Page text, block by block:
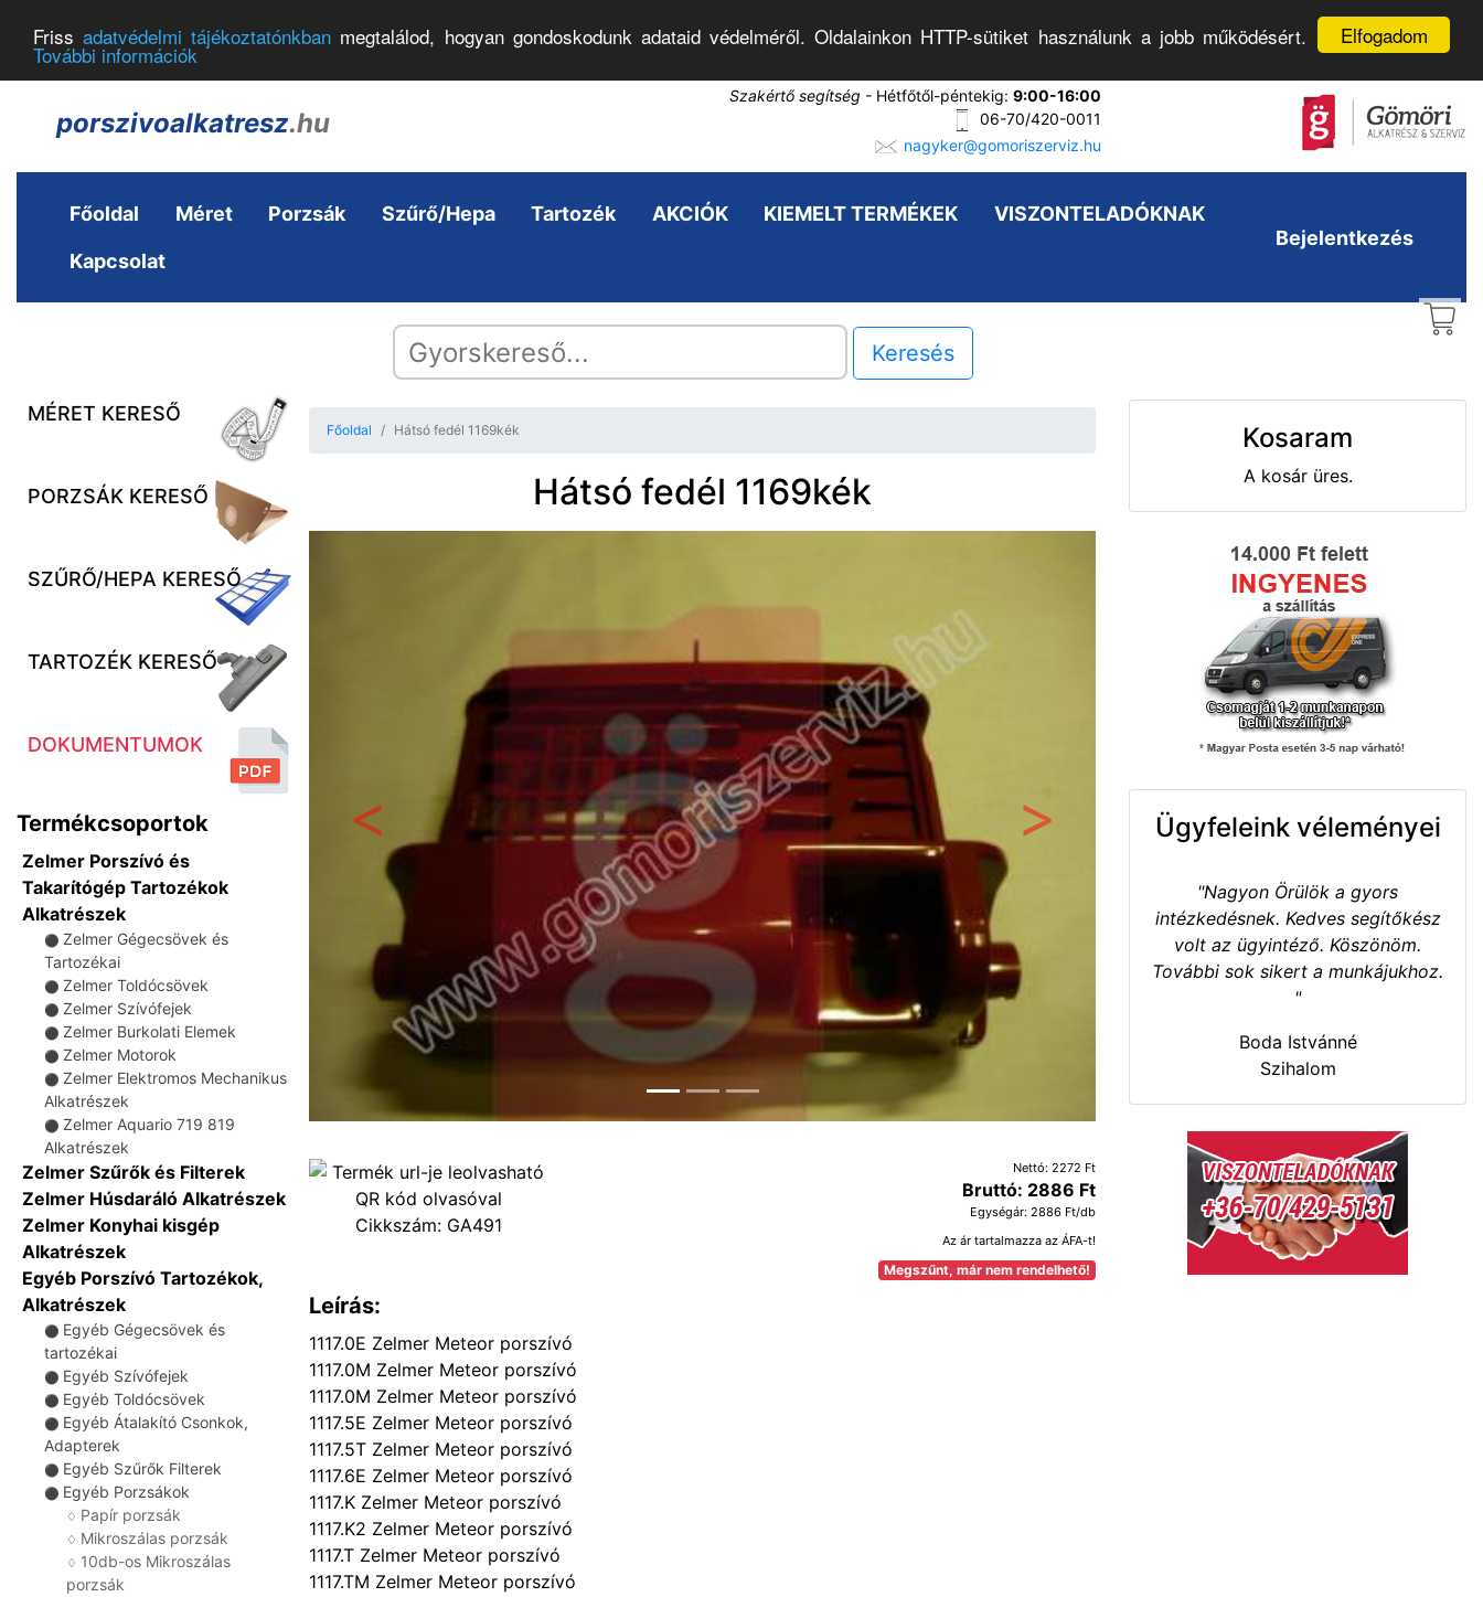
Elfogadom
Frissadatvédelmi tájékoztatónkban megtalálod, hogyan gondoskodunk adataid védelméről. Oldalainkon HTTP-sütiket használunk a jobb működésért.
További információk
porszivoalkatresz.hu
Szakértő segítség - Hétfőtől-péntekig: 9:00-16:00
06-70/420-0011
nagyker@gomoriszerviz.hu
Főoldal Méret Porzsák Szűrő/Hepa Tartozék AKCIÓK KIEMELT TERMÉKEK VISZONTELADÓKNAK
Kapcsolat
Bejelentkezés
Keresés
MÉRET KERESŐ
PORZSÁK KERESŐ
SZŰRŐ/HEPA KERESŐ
TARTOZÉK KERESŐ
DOKUMENTUMOK
Termékcsoportok
Zelmer Porszívó és
Takarítógép Tartozékok
Alkatrészek
⚫ Zelmer Gégecsövek és
Tartozékai
⚫ Zelmer Toldócsövek
⚫ Zelmer Szívófejek
⚫ Zelmer Burkolati Elemek
⚫ Zelmer Motorok
⚫ Zelmer Elektromos Mechanikus
Alkatrészek
⚫ Zelmer Aquario 719 819
Alkatrészek
Zelmer Szűrők és Filterek
Zelmer Húsdaráló Alkatrészek
Zelmer Konyhai kisgép
Alkatrészek
Egyéb Porszívó Tartozékok,
Alkatrészek
⚫ Egyéb Gégecsövek és
tartozékai
⚫ Egyéb Szívófejek
⚫ Egyéb Toldócsövek
⚫ Egyéb Átalakító Csonkok,
Adapterek
⚫ Egyéb Szűrők Filterek
⚫ Egyéb Porzsákok
♢ Papír porzsák
♢ Mikroszálas porzsák
♢ 10db-os Mikroszálas
porzsák
Főoldal Hátsó fedél 1169kék
Hátsó fedél 1169kék
Előző
Cikkszám: GA491
Nettó: 2272 Ft
Bruttó: 2886 Ft
Egységár: 2886 Ft/db
Az ár tartalmazza az ÁFA-t!
Megszűnt, már nem rendelhető!
Leírás:
1117.0E Zelmer Meteor porszívó
1117.0M Zelmer Meteor porszívó
1117.0M Zelmer Meteor porszívó
1117.5E Zelmer Meteor porszívó
1117.5T Zelmer Meteor porszívó
1117.6E Zelmer Meteor porszívó
1117.K Zelmer Meteor porszívó
1117.K2 Zelmer Meteor porszívó
1117.T Zelmer Meteor porszívó
1117.TM Zelmer Meteor porszívó
Kosaram
A kosár üres.
Ügyfeleink véleményei
"Nagyon Örülök a gyors
intézkedésnek. Kedves segítőkész
volt az ügyintéző. Köszönöm.
További sok sikert a munkájukhoz.
"
Boda Istvánné
Szihalom